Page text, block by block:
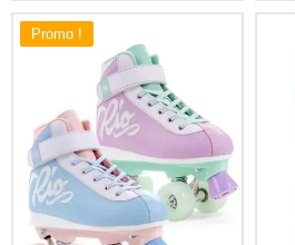
Promo !